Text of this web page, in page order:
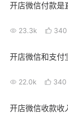
产品更新动态
行业洞察
开店微信付款是
23.3k 340
开店微信和支付
22.0k 340
开店微信收款收